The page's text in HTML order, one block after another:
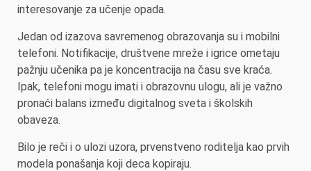
interesovanje za učenje opada.
Jedan od izazova savremenog obrazovanja su i mobilni
telefoni. Notifikacije, društvene mreže i igrice ometaju
pažnju učenika pa je koncentracija na času sve kraća.
Ipak, telefoni mogu imati i obrazovnu ulogu, ali je važno
pronaći balans između digitalnog sveta i školskih
obaveza.
Bilo je reči i o ulozi uzora, prvenstveno roditelja kao prvih
modela ponašanja koji deca kopiraju.